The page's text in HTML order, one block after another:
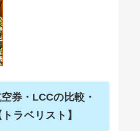
券・LCCの比較・
ラベリスト】